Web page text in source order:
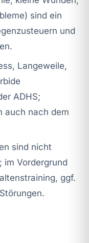
sind ein
und
Langeweile,
ADHS;
auch nach dem
sind nicht
im Vordergrund
ggf.